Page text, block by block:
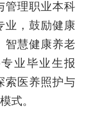
管理职业本科
业，鼓励健康
智慧健康养老
业毕业生报
索医养照护与
式。